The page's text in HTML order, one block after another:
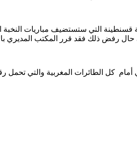
قسنطينة التي ستستضيف مباريات
حال رفض ذلك فقد قرر المكتب المديري